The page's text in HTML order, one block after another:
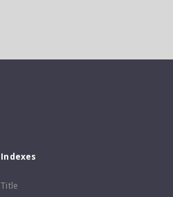
Indexes
Title